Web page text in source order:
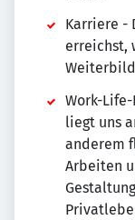
Karriere -
erreichst,
Work-
liegt uns
anderem
Arbeiten